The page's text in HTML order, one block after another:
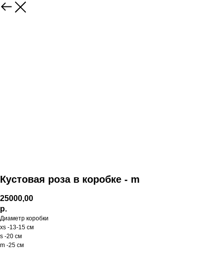
Кустовая роза в коробке - m
25000,00
р.
Диаметр коробки
xs -13-15 см
s -20 см
m -25 см